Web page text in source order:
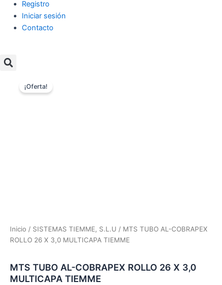
Registro
Iniciar sesión
Contacto
¡Oferta!
Inicio / SISTEMAS TIEMME, S.L.U / MTS TUBO AL-COBRAPEX
ROLLO 26 X 3,0 MULTICAPA TIEMME
MTS TUBO AL-COBRAPEX ROLLO 26 X 3,0
MULTICAPA TIEMME